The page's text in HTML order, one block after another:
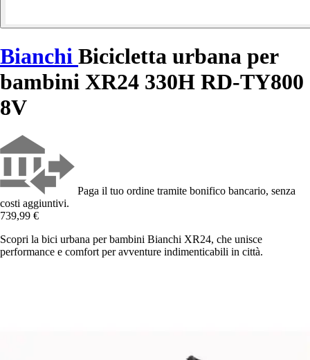
Bianchi Bicicletta urbana per
bambini XR24 330H RD-TY800
8V
Paga il tuo ordine tramite bonifico bancario, senza
costi aggiuntivi.
739,99 €
Scopri la bici urbana per bambini Bianchi XR24, che unisce
performance e comfort per avventure indimenticabili in città.